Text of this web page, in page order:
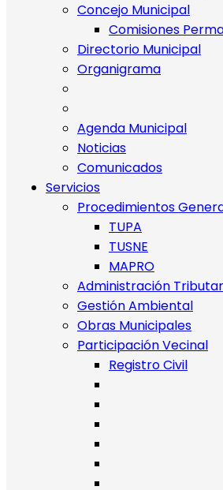
Concejo Municipal
Comisiones
Directorio Municipal
Organigrama
Agenda Municipal
Noticias
Comunicados
Servicios
Procedimientos
TUPA
TUSNE
MAPRO
Administración
Gestión Ambiental
Obras Municipales
Participación Vecinal
Registro Civil